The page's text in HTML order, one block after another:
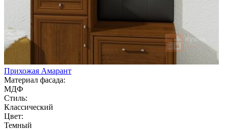
Прихожая Амарант
Материал фасада:
МДФ
Стиль:
Классический
Цвет:
Темный